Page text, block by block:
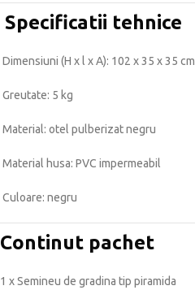
Specificatii tehnice
Dimensiuni (H x l x A): 102 x 35 x 35 cm
Greutate: 5 kg
Material: otel pulberizat negru
Material husa: PVC impermeabil
Culoare: negru
Continut pachet
1 x Semineu de gradina tip piramida